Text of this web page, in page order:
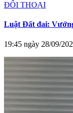
ĐỐI THOẠI
Luật Đất đai:
19:45 ngày 28/09/